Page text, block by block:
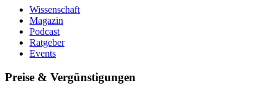
Wissenschaft
Magazin
Podcast
Ratgeber
Events
Preise & Vergünstigungen